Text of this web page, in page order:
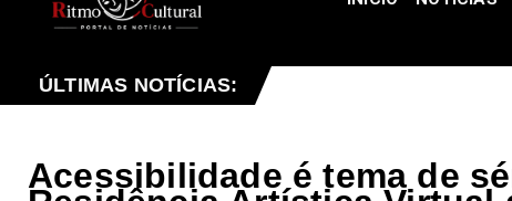
ÚLTIMAS NOTÍCIAS:
terá reforço de ônibus para a 6ª Feira Nacional da Uva
Acessibilidade é tema de